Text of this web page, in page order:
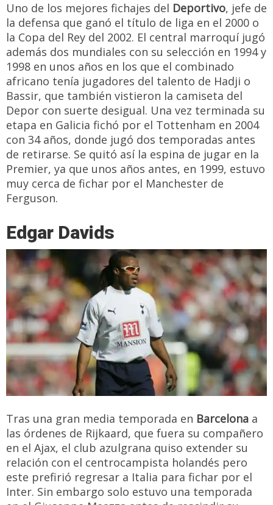
Uno de los mejores fichajes del Deportivo, jefe de
la defensa que ganó el título de liga en el 2000 o
la Copa del Rey del 2002. El central marroquí jugó
además dos mundiales con su selección en 1994 y
1998 en unos años en los que el combinado
africano tenía jugadores del talento de Hadji o
Bassir, que también vistieron la camiseta del
Depor con suerte desigual. Una vez terminada su
etapa en Galicia fichó por el Tottenham en 2004
con 34 años, donde jugó dos temporadas antes
de retirarse. Se quitó así la espina de jugar en la
Premier, ya que unos años antes, en 1999, estuvo
muy cerca de fichar por el Manchester de
Ferguson.
Edgar Davids
Tras una gran media temporada en Barcelona a
las órdenes de Rijkaard, que fuera su compañero
en el Ajax, el club azulgrana quiso extender su
relación con el centrocampista holandés pero
este prefirió regresar a Italia para fichar por el
Inter. Sin embargo solo estuvo una temporada